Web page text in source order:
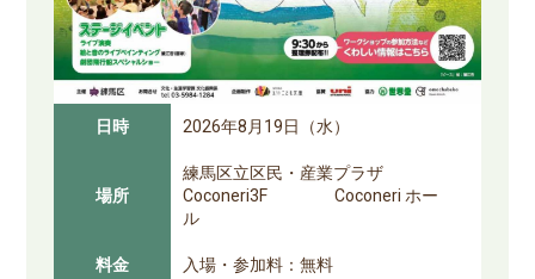
日時 2026年8月19日（水）
場所
練馬区立区民・産業プラザ
Coconeri3F Coconeri ホー
ル
料金
入場・参加料：無料